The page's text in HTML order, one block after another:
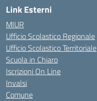
Link Esterni
MIUR
Ufficio Scolastico Regionale
Ufficio Scolastico Territoriale
Scuola in Chiaro
Iscrizioni On Line
Invalsi
Comune